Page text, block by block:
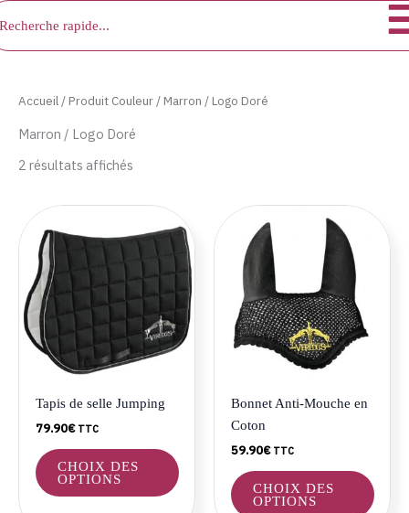
au
contenu
Accueil / Produit Couleur / Marron / Logo Doré
Marron / Logo Doré
2 résultats affichés
Tapis de selle Jumping
79.90€ TTC
CHOIX DES
OPTIONS
Ce
produit
plusieurs
variations.
Les
options
page
Bonnet Anti-Mouche en
Coton
59.90€ TTC
CHOIX DES
OPTIONS
Ce
du